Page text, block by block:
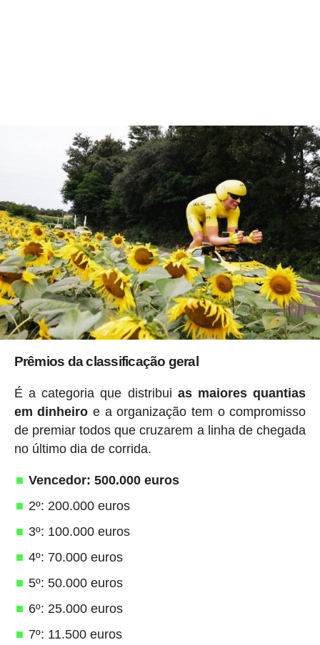
Prêmios da classificação geral
É a categoria que distribui as maiores quantias
em dinheiro e a organização tem o compromisso
de premiar todos que cruzarem a linha de chegada
no último dia de corrida.
Vencedor: 500.000 euros
2º: 200.000 euros
3º: 100.000 euros
4º: 70.000 euros
5º: 50.000 euros
6º: 25.000 euros
7º: 11.500 euros